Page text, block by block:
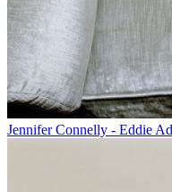
Jennifer Connelly - Eddie